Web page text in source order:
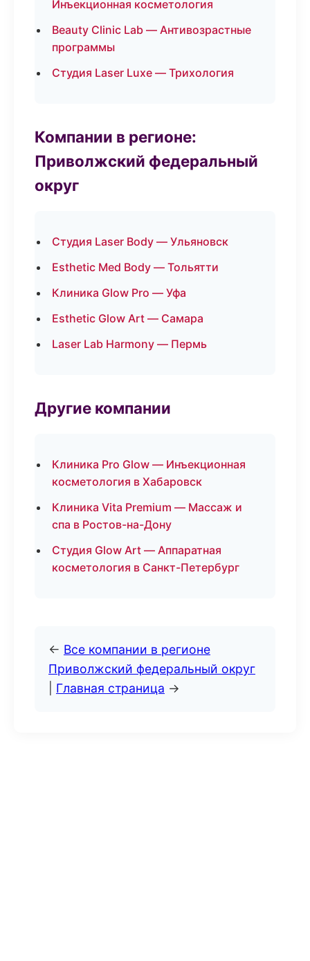
Инъекционная косметология
Beauty Clinic Lab — Антивозрастные
программы
Студия Laser Luxe — Трихология
Компании в регионе:
Приволжский федеральный
округ
Студия Laser Body — Ульяновск
Esthetic Med Body — Тольятти
Клиника Glow Pro — Уфа
Esthetic Glow Art — Самара
Laser Lab Harmony — Пермь
Другие компании
Клиника Pro Glow — Инъекционная
косметология в Хабаровск
Клиника Vita Premium — Массаж и
спа в Ростов-на-Дону
Студия Glow Art — Аппаратная
косметология в Санкт-Петербург
← Все компании в регионе
Приволжский федеральный округ
Главная страница →